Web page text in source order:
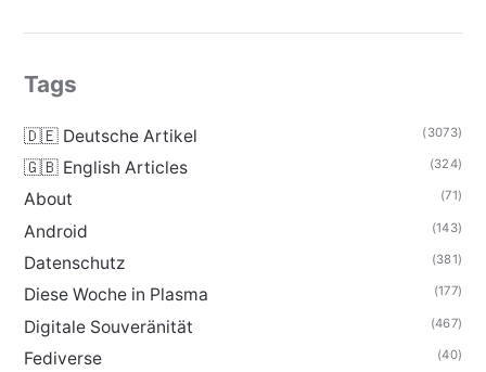
Tags
🇩🇪 Deutsche Artikel (3073)
🇬🇧 English Articles (324)
About (71)
Android (143)
Datenschutz (381)
Diese Woche in Plasma (177)
Digitale Souveränität (467)
Fediverse (40)